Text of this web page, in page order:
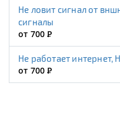
Не ловит сигнал от
сигналы
от 700Р
Не работает интернет,
от 700Р